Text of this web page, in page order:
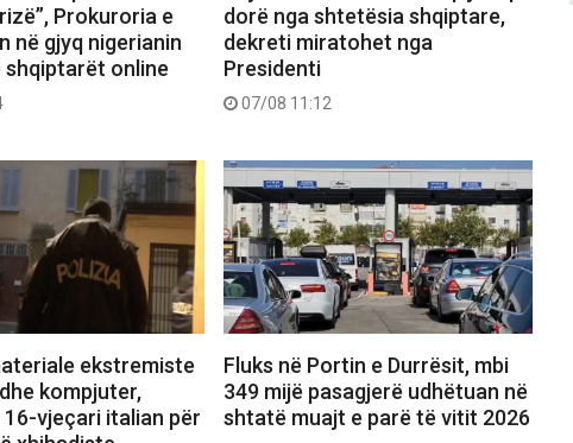
Prokuroria e
në gjyq nigerianin
shqiptarët online
dorë nga shtetësia shqiptare,
dekreti miratohet nga
Presidenti
07/08 11:12
ekstremiste
kompjuter,
vjeçari italian për
Fluks në Portin e Durrësit, mbi
349 mijë pasagjerë udhëtuan në
shtatë muajt e parë të vitit 2026